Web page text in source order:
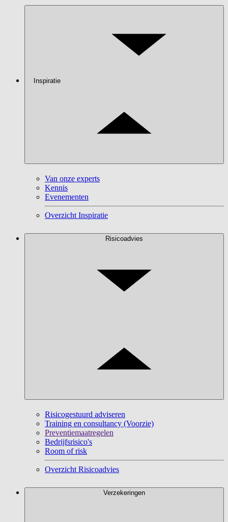
Inspiratie
Van onze experts
Kennis
Evenementen
Overzicht Inspiratie
Risicoadvies
Risicogestuurd adviseren
Training en consultancy (Voorzie)
Preventiemaatregelen
Bedrijfsrisico's
Room of risk
Overzicht Risicoadvies
Verzekeringen